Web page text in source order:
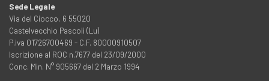
Sede Legale
Via del Ciocco, 6 55020
Castelvecchio Pascoli (Lu)
P.iva 01726700469 - C.F. 80000910507
Iscrizione al ROC n.7677 del 23/09/2000
Conc. Min. N° 905667 del 2 Marzo 1994